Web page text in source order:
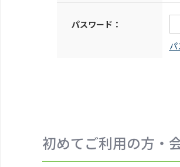
パスワード：
初めてご利用の方・